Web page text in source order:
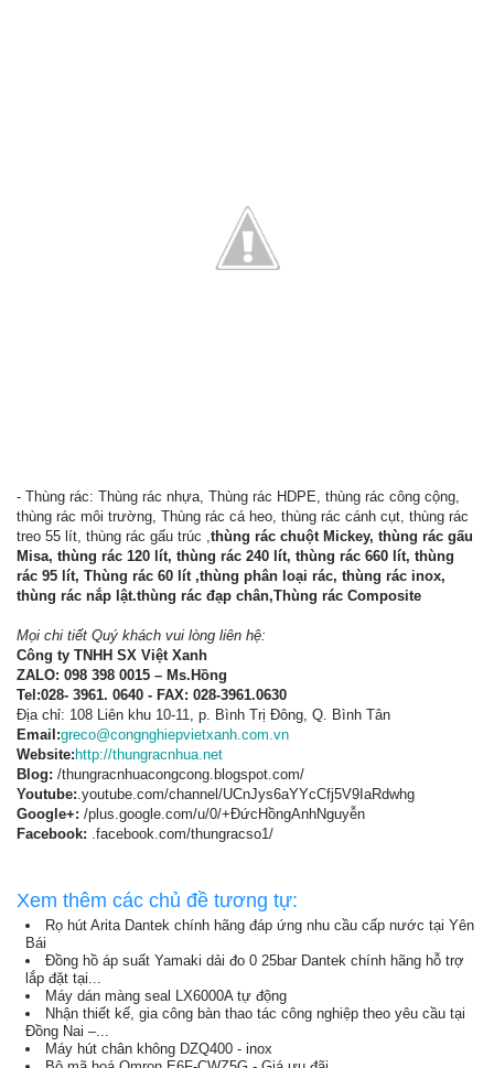
- Thùng rác: Thùng rác nhựa, Thùng rác HDPE, thùng rác công cộng,
thùng rác môi trường, Thùng rác cá heo, thùng rác cánh cụt, thùng rác
treo 55 lít, thùng rác gấu trúc ,thùng rác chuột Mickey, thùng rác gấu
Misa, thùng rác 120 lít, thùng rác 240 lít, thùng rác 660 lít, thùng
rác 95 lít, Thùng rác 60 lít ,thùng phân loại rác, thùng rác inox,
thùng rác nắp lật.thùng rác đạp chân,Thùng rác Composite
Mọi chi tiết Quý khách vui lòng liên hệ:
Công ty TNHH SX Việt Xanh
ZALO: 098 398 0015 – Ms.Hồng
Tel:028- 3961. 0640 - FAX: 028-3961.0630
Địa chỉ: 108 Liên khu 10-11, p. Bình Trị Đông, Q. Bình Tân
Email:greco@congnghiepvietxanh.com.vn
Website: http://thungracnhua.net
Blog: /thungracnhuacongcong.blogspot.com/
Youtube:.youtube.com/channel/UCnJys6aYYcCfj5V9IaRdwhg
Google+: /plus.google.com/u/0/+ĐứcHồngAnhNguyễn
Facebook: .facebook.com/thungracso1/
Xem thêm các chủ đề tương tự:
Rọ hút Arita Dantek chính hãng đáp ứng nhu cầu cấp nước tại Yên
Bái
Đồng hồ áp suất Yamaki dải đo 0 25bar Dantek chính hãng hỗ trợ
lắp đặt tại...
Máy dán màng seal LX6000A tự động
Nhận thiết kế, gia công bàn thao tác công nghiệp theo yêu cầu tại
Đồng Nai –...
Máy hút chân không DZQ400 - inox